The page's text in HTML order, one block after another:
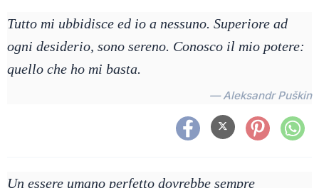
Tutto mi ubbidisce ed io a nessuno. Superiore ad
ogni desiderio, sono sereno. Conosco il mio potere:
quello che ho mi basta.
— Aleksandr Puškin
Un essere umano perfetto dovrebbe sempre